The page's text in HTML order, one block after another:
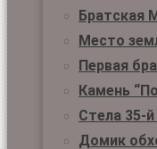
Братская
Место
Первая
Камень
Стела 35-
Домик